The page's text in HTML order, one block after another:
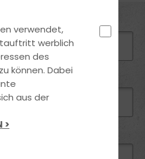
verwendet,
werblich
des
können. Dabei
aus der
>